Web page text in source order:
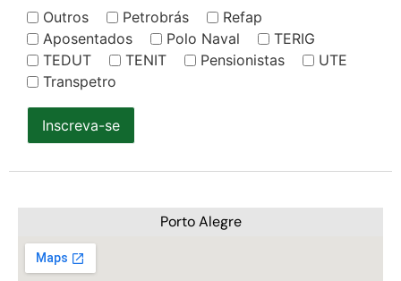
Outros Petrobrás
Refap
Aposentados
Polo Naval
TERIG
TEDUT
TENIT Pensionistas
UTE
Transpetro
Inscreva-se
Porto Alegre